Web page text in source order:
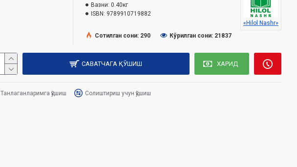
Вазни: 0.40кг
ISBN: 9789910719882
«Hilol Nashr»
Сотилган сони: 290
Кўрилган сони: 21837
САВАТЧАГА ҚЎШИШ ХАРИД
Танлаганларимга қўшиш Солиштириш учун қўшиш